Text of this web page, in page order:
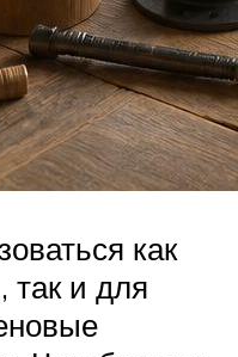
как
так и для